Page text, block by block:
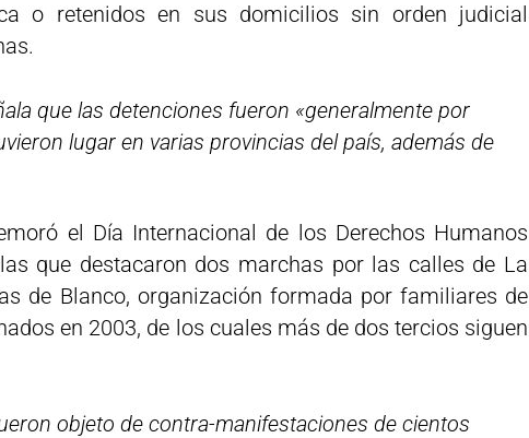
o retenidos en sus domicilios sin orden judicial
que las detenciones fueron «generalmente por
lugar en varias provincias del país, además de
el Día Internacional de los Derechos Humanos
que destacaron dos marchas por las calles de La
de Blanco, organización formada por familiares de
en 2003, de los cuales más de dos tercios siguen
objeto de contra-manifestaciones de cientos